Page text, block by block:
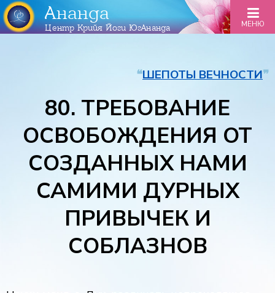
Ананда
Центр Крийя Йоги ЮгАнанда МЕНЮ
❝ШЕПОТЫ ВЕЧНОСТИ❞
80. ТРЕБОВАНИЕ
ОСВОБОЖДЕНИЯ ОТ
СОЗДАННЫХ НАМИ
САМИМИ ДУРНЫХ
ПРИВЫЧЕК И
СОБЛАЗНОВ